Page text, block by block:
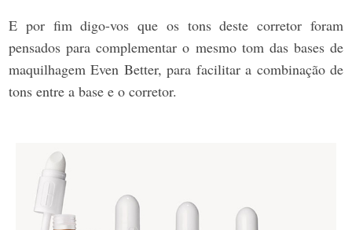
E por fim digo-vos que os tons deste corretor foram
pensados para complementar o mesmo tom das bases de
maquilhagem Even Better, para facilitar a combinação de
tons entre a base e o corretor.